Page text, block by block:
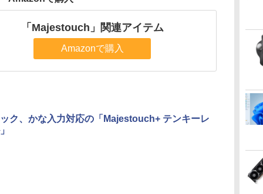
「Majestouch」関連アイテム
Amazonで購入
ク、かな入力対応の「Majestouch+ テンキーレ